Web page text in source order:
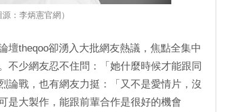
源：李炳憲官網）
壇theqoo卻湧入大批網友熱議，焦點全集中
不少網友忍不住問：「她什麼時候才能跟同
論戰，也有網友力挺：「又不是愛情片，沒
是大製作，能跟前輩合作是很好的機會